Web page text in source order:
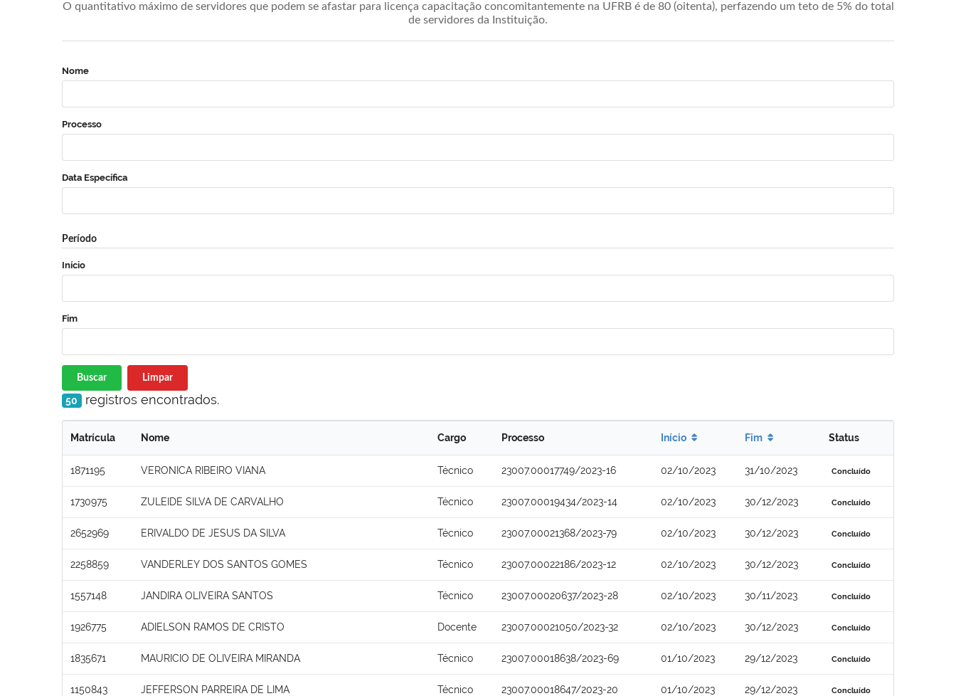
O quantitativo máximo de servidores que podem se afastar para licença capacitação concomitantemente na UFRB é de 80 (oitenta), perfazendo um teto de 5% do total
de servidores da Instituição.
Nome
Processo
Data Específica
Período
Início
Fim
Buscar Limpar
50 registros encontrados.
Matrícula Nome Cargo Processo Início Fim Status
1871195 VERONICA RIBEIRO VIANA Técnico 23007.00017749/2023-16 02/10/2023 31/10/2023 Concluído
1730975 ZULEIDE SILVA DE CARVALHO Técnico 23007.00019434/2023-14 02/10/2023 30/12/2023 Concluído
2652969 ERIVALDO DE JESUS DA SILVA Técnico 23007.00021368/2023-79 02/10/2023 30/12/2023 Concluído
2258859 VANDERLEY DOS SANTOS GOMES Técnico 23007.00022186/2023-12 02/10/2023 30/12/2023 Concluído
1557148 JANDIRA OLIVEIRA SANTOS Técnico 23007.00020637/2023-28 02/10/2023 30/11/2023 Concluído
1926775 ADIELSON RAMOS DE CRISTO Docente 23007.00021050/2023-32 02/10/2023 30/12/2023 Concluído
1835671 MAURICIO DE OLIVEIRA MIRANDA Técnico 23007.00018638/2023-69 01/10/2023 29/12/2023 Concluído
1150843 JEFFERSON PARREIRA DE LIMA Técnico 23007.00018647/2023-20 01/10/2023 29/12/2023 Concluído